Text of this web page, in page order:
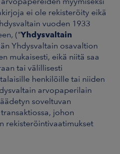
ei ole rekisteröity eikä
vuoden 1933
("Yhdysvaltain
Yhdysvaltain osavaltion
mukaisesti, eikä niitä saa
tai välillisesti
henkilöille tai niiden
arvopaperilain
soveltuvan
johon
rekisteröintivaatimukset